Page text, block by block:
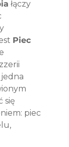
łączy
Piec
się
piec